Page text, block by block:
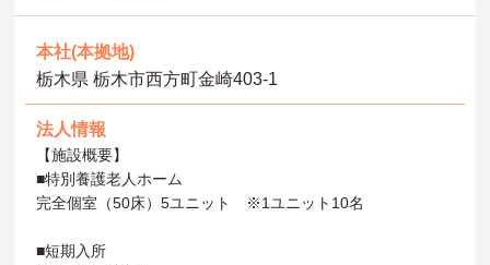
本社(本拠地)
栃木県 栃木市西方町金崎403-1
法人情報
【施設概要】
■特別養護老人ホーム
完全個室（50床）5ユニット ※1ユニット10名
■短期入所